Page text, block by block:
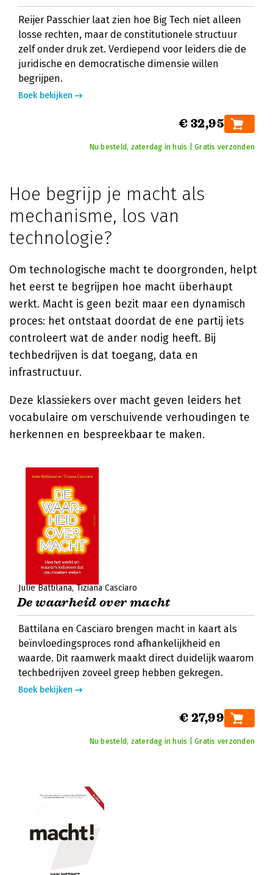
Reijer Passchier laat zien hoe Big Tech niet alleen
losse rechten, maar de constitutionele structuur
zelf onder druk zet. Verdiepend voor leiders die de
juridische en democratische dimensie willen
begrijpen.
Boek bekijken
€ 32,95
Nu besteld, zaterdag in huis | Gratis verzonden
Hoe begrijp je macht als
mechanisme, los van
technologie?
Om technologische macht te doorgronden, helpt
het eerst te begrijpen hoe macht überhaupt
werkt. Macht is geen bezit maar een dynamisch
proces: het ontstaat doordat de ene partij iets
controleert wat de ander nodig heeft. Bij
techbedrijven is dat toegang, data en
infrastructuur.
Deze klassiekers over macht geven leiders het
vocabulaire om verschuivende verhoudingen te
herkennen en bespreekbaar te maken.
Julie Battilana Tiziana Casciaro
De waarheid over macht
Battilana en Casciaro brengen macht in kaart als
beïnvloedingsproces rond afhankelijkheid en
waarde. Dit raamwerk maakt direct duidelijk waarom
techbedrijven zoveel greep hebben gekregen.
Boek bekijken
€ 27,99
Nu besteld, zaterdag in huis | Gratis verzonden